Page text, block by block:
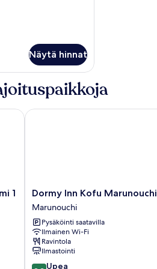
Näytä hinnat
1
Dormy
Inn
Kofu
Marunouchi
Marunouchi
Dormy Inn Kofu Marunouchi
Marunouchi
Pysäköinti saatavilla
Ilmainen Wi-Fi
Ravintola
Ilmastointi
9.2 Upea
Dormy Inn Kofu Marunouchi